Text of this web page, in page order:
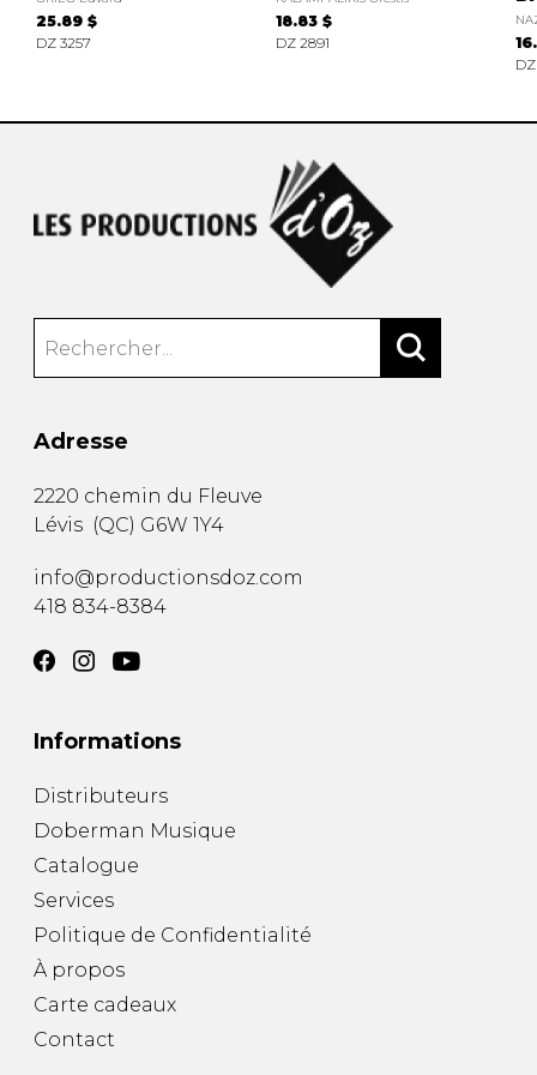
25.89 $
DZ 3257
18.83 $
DZ 2891
Adresse
2220 chemin du Fleuve
Lévis (QC) G6W 1Y4
info@productionsdoz.com
418 834-8384
Informations
Distributeurs
Doberman Musique
Catalogue
Services
Politique de Confidentialité
À propos
Carte cadeaux
Contact